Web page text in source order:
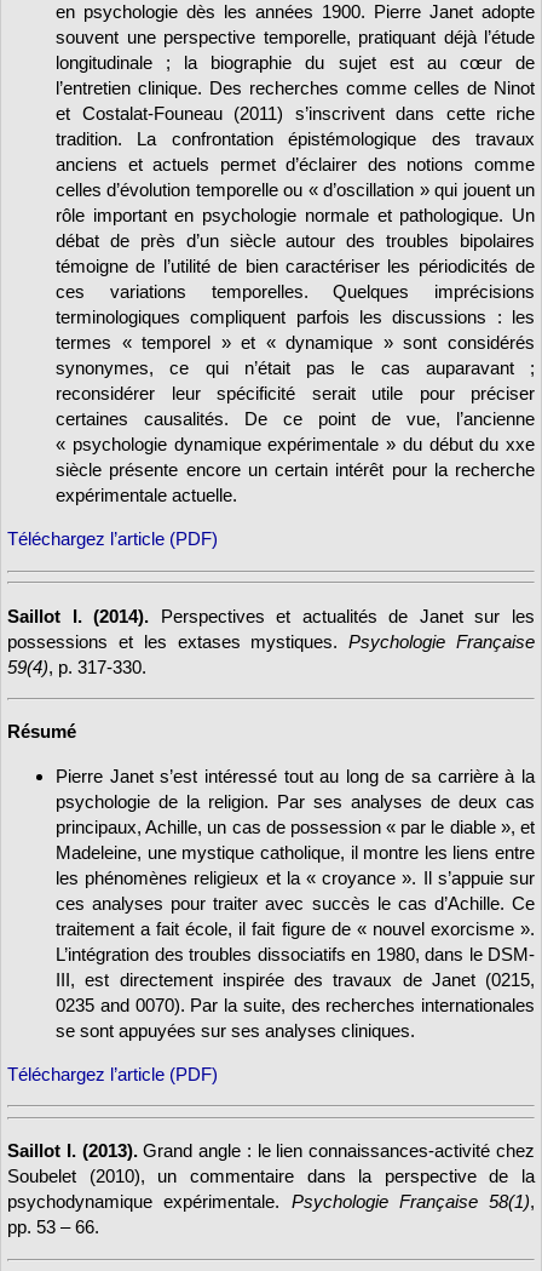
en psychologie dès les années 1900. Pierre Janet adopte
souvent une perspective temporelle, pratiquant déjà l’étude
longitudinale ; la biographie du sujet est au cœur de
l’entretien clinique. Des recherches comme celles de Ninot
et Costalat-Founeau (2011) s’inscrivent dans cette riche
tradition. La confrontation épistémologique des travaux
anciens et actuels permet d’éclairer des notions comme
celles d’évolution temporelle ou « d’oscillation » qui jouent un
rôle important en psychologie normale et pathologique. Un
débat de près d’un siècle autour des troubles bipolaires
témoigne de l’utilité de bien caractériser les périodicités de
ces variations temporelles. Quelques imprécisions
terminologiques compliquent parfois les discussions : les
termes « temporel » et « dynamique » sont considérés
synonymes, ce qui n’était pas le cas auparavant ;
reconsidérer leur spécificité serait utile pour préciser
certaines causalités. De ce point de vue, l’ancienne
« psychologie dynamique expérimentale » du début du xxe
siècle présente encore un certain intérêt pour la recherche
expérimentale actuelle.
Téléchargez l’article (PDF)
Saillot I. (2014). Perspectives et actualités de Janet sur les
possessions et les extases mystiques.Psychologie Française
59(4), p. 317-330.
Résumé
Pierre Janet s’est intéressé tout au long de sa carrière à la
psychologie de la religion. Par ses analyses de deux cas
principaux, Achille, un cas de possession « par le diable », et
Madeleine, une mystique catholique, il montre les liens entre
les phénomènes religieux et la « croyance ». Il s’appuie sur
ces analyses pour traiter avec succès le cas d’Achille. Ce
traitement a fait école, il fait figure de « nouvel exorcisme ».
L’intégration des troubles dissociatifs en 1980, dans le DSM-
III, est directement inspirée des travaux de Janet (0215,
0235 and 0070). Par la suite, des recherches internationales
se sont appuyées sur ses analyses cliniques.
Téléchargez l’article (PDF)
Saillot I. (2013).Grand angle : le lien connaissances-activité chez
Soubelet (2010), un commentaire dans la perspective de la
psychodynamique expérimentale. Psychologie Française 58(1),
pp. 53 – 66.